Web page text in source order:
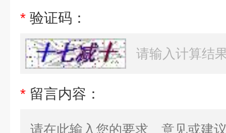
* 验证码：
* 留言内容：